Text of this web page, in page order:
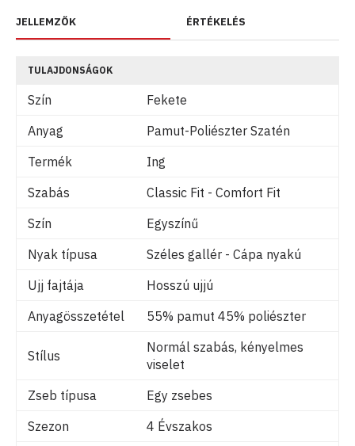
JELLEMZŐK ÉRTÉKELÉS
TULAJDONSÁGOK
Szín
Fekete
Anyag
Pamut-Poliészter Szatén
Termék
Ing
Szabás
Classic Fit - Comfort Fit
Szín
Egyszínű
Nyak típusa
Széles gallér - Cápa nyakú
Ujj fajtája
Hosszú ujjú
Anyagösszetétel
55% pamut 45% poliészter
Stílus
Normál szabás, kényelmes
viselet
Zseb típusa
Egy zsebes
Szezon
4 Évszakos